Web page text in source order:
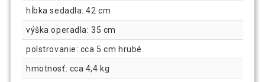
hĺbka sedadla: 42 cm
výška operadla: 35 cm
polstrovanie: cca 5 cm hrubé
hmotnosť: cca 4,4 kg